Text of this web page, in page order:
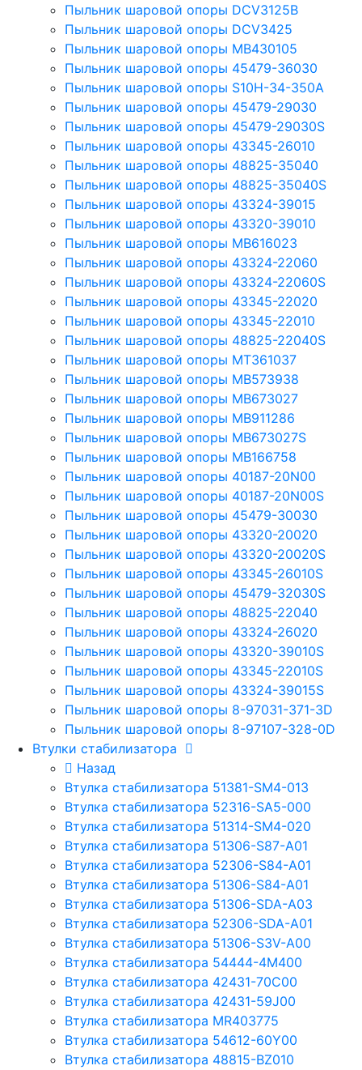
Пыльник шаровой опоры DCV3125B
Пыльник шаровой опоры DCV3425
Пыльник шаровой опоры MB430105
Пыльник шаровой опоры 45479-36030
Пыльник шаровой опоры S10H-34-350A
Пыльник шаровой опоры 45479-29030
Пыльник шаровой опоры 45479-29030S
Пыльник шаровой опоры 43345-26010
Пыльник шаровой опоры 48825-35040
Пыльник шаровой опоры 48825-35040S
Пыльник шаровой опоры 43324-39015
Пыльник шаровой опоры 43320-39010
Пыльник шаровой опоры MB616023
Пыльник шаровой опоры 43324-22060
Пыльник шаровой опоры 43324-22060S
Пыльник шаровой опоры 43345-22020
Пыльник шаровой опоры 43345-22010
Пыльник шаровой опоры 48825-22040S
Пыльник шаровой опоры MT361037
Пыльник шаровой опоры MB573938
Пыльник шаровой опоры MB673027
Пыльник шаровой опоры MB911286
Пыльник шаровой опоры MB673027S
Пыльник шаровой опоры MB166758
Пыльник шаровой опоры 40187-20N00
Пыльник шаровой опоры 40187-20N00S
Пыльник шаровой опоры 45479-30030
Пыльник шаровой опоры 43320-20020
Пыльник шаровой опоры 43320-20020S
Пыльник шаровой опоры 43345-26010S
Пыльник шаровой опоры 45479-32030S
Пыльник шаровой опоры 48825-22040
Пыльник шаровой опоры 43324-26020
Пыльник шаровой опоры 43320-39010S
Пыльник шаровой опоры 43345-22010S
Пыльник шаровой опоры 43324-39015S
Пыльник шаровой опоры 8-97031-371-3D
Пыльник шаровой опоры 8-97107-328-0D
Втулки стабилизатора
Назад
Втулка стабилизатора 51381-SM4-013
Втулка стабилизатора 52316-SA5-000
Втулка стабилизатора 51314-SM4-020
Втулка стабилизатора 51306-S87-A01
Втулка стабилизатора 52306-S84-A01
Втулка стабилизатора 51306-S84-A01
Втулка стабилизатора 51306-SDA-A03
Втулка стабилизатора 52306-SDA-A01
Втулка стабилизатора 51306-S3V-A00
Втулка стабилизатора 54444-4M400
Втулка стабилизатора 42431-70С00
Втулка стабилизатора 42431-59J00
Втулка стабилизатора MR403775
Втулка стабилизатора 54612-60Y00
Втулка стабилизатора 48815-BZ010